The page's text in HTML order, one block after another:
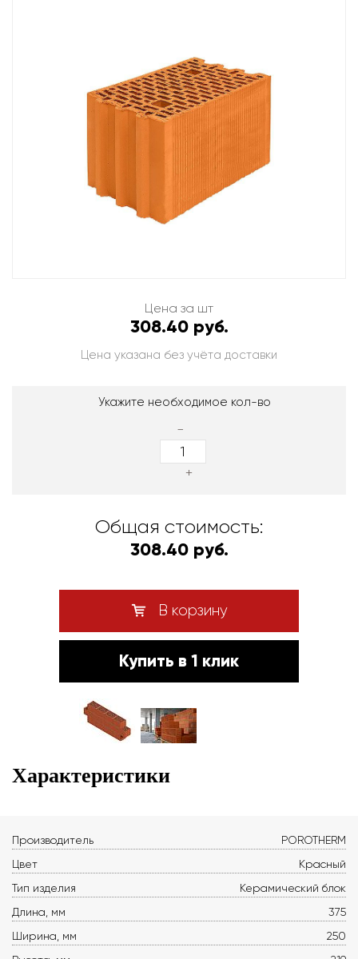
Цена за шт
308.40 руб.
Цена указана без учёта доставки
Укажите необходимое кол-во
-
+
Общая стоимость:
308.40 руб.
В корзину
Купить в 1 клик
Характеристики
Производитель
POROTHERM
Цвет
Красный
Тип изделия
Керамический блок
Длина, мм
375
Ширина, мм
250